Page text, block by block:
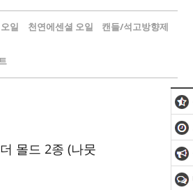
일 천연에센셜 오일 캔들/석고방향제
몰드 2종 (나뭇